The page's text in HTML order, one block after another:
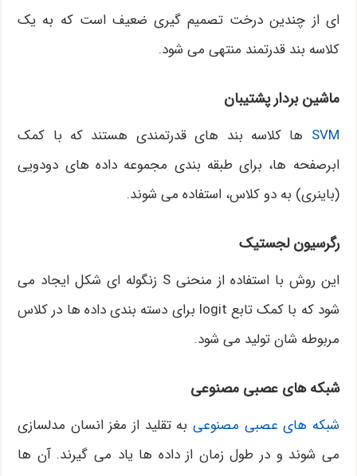
ای از چندین درخت تصمیم گیری ضعیف است که به یک
کلاسه بند قدرتمند منتهی می شود.
ماشین بردار پشتیبان
SVM ها کلاسه بند های قدرتمندی هستند که با کمک
ابرصفحه ها، برای طبقه بندی مجموعه داده های دودویی
(باینری) به دو کلاس، استفاده می شوند.
رگرسیون لجستیک
این روش با استفاده از منحنی S زنگوله ای شکل ایجاد می
شود که با کمک تابع logit برای دسته بندی داده ها در کلاس
مربوطه شان تولید می شود.
شبکه های عصبی مصنوعی
شبکه های عصبی مصنوعی به تقلید از مغز انسان مدلسازی
می شوند و در طول زمان از داده ها یاد می گیرند. آن ها